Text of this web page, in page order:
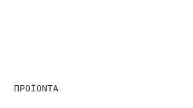
ΠΡΟΪΟΝΤΑ